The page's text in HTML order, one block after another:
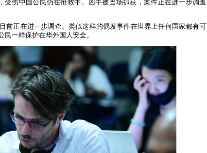
伤中国公民仍在抢救中。凶手被当场抓获，案件正在进一步调查
前正在进一步调查。类似这样的偶发事件在世界上任何国家都有可
一样保护在华外国人安全。